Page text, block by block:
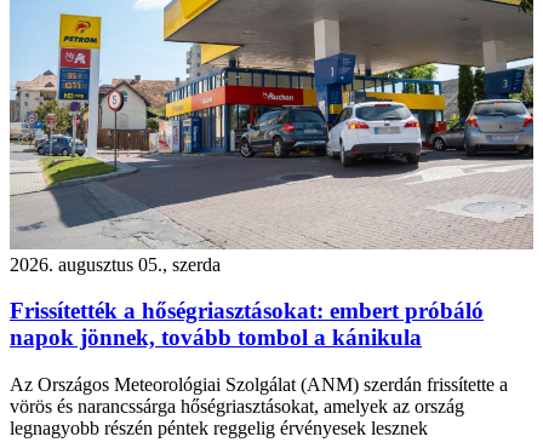
2026. augusztus 05., szerda
Frissítették a hőségriasztásokat: embert próbáló
napok jönnek, tovább tombol a kánikula
Az Országos Meteorológiai Szolgálat (ANM) szerdán frissítette a
vörös és narancssárga hőségriasztásokat, amelyek az ország
legnagyobb részén péntek reggelig érvényesek lesznek